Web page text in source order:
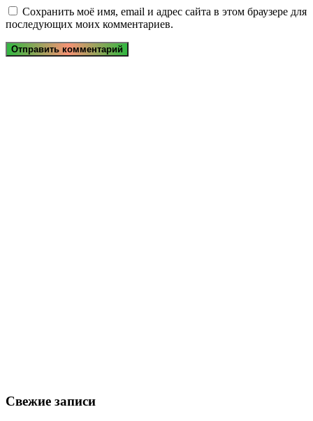
Сохранить моё имя, email и адрес сайта в этом браузере для
последующих моих комментариев.
Свежие записи